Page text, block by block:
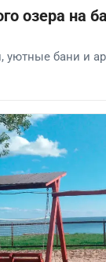
озера на
уютные бани и